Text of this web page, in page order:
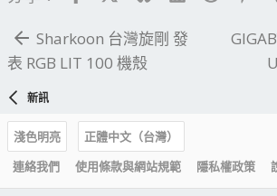
Sharkoon 台灣旋剛 發
表 RGB LIT 100 機殼
新訊
淺色明亮
正體中文（台灣）
連絡我們
使用條款與網站規範 隱私權政策